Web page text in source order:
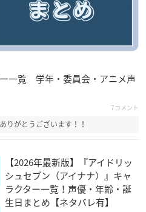
ー一覧 学年・委員会・アニメ声
7コメント
りがとうございます！！
【2026年最新版】『アイドリッ
シュセブン（アイナナ）』キャ
ラクター一覧！声優・年齢・誕
生日まとめ【ネタバレ有】